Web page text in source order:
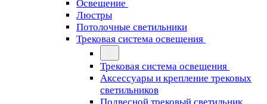
Освещение
Люстры
Потолочные светильники
Трековая система освещения
Трековая система освещения
Аксессуары и крепление трековых
светильников